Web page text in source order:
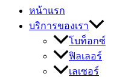
หน้าแรก
บริการของเรา
โบท็อกซ์
ฟิลเลอร์
เลเซอร์